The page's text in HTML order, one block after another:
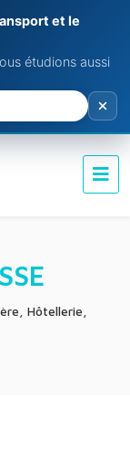
et le
étudions aussi
Hôtellerie,